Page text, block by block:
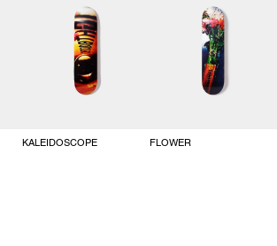
KALEIDOSCOPE FLOWER